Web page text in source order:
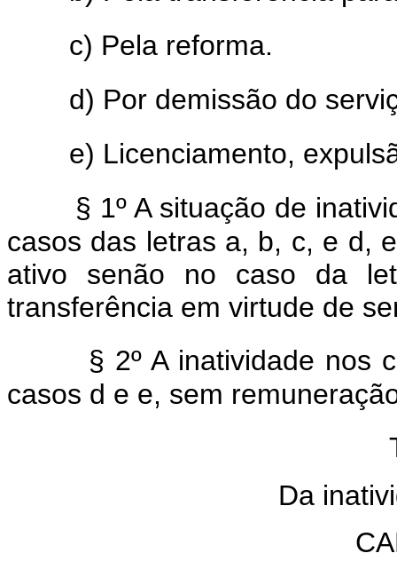
c) Pela reforma.
d) Por demissão do
e) Licenciamento,
§ 1º A situação de
casos das letras a, b, c, e d,
ativo senão no caso da
transferência em virtude de
§ 2º A inatividade nos
casos d e e, sem
Da